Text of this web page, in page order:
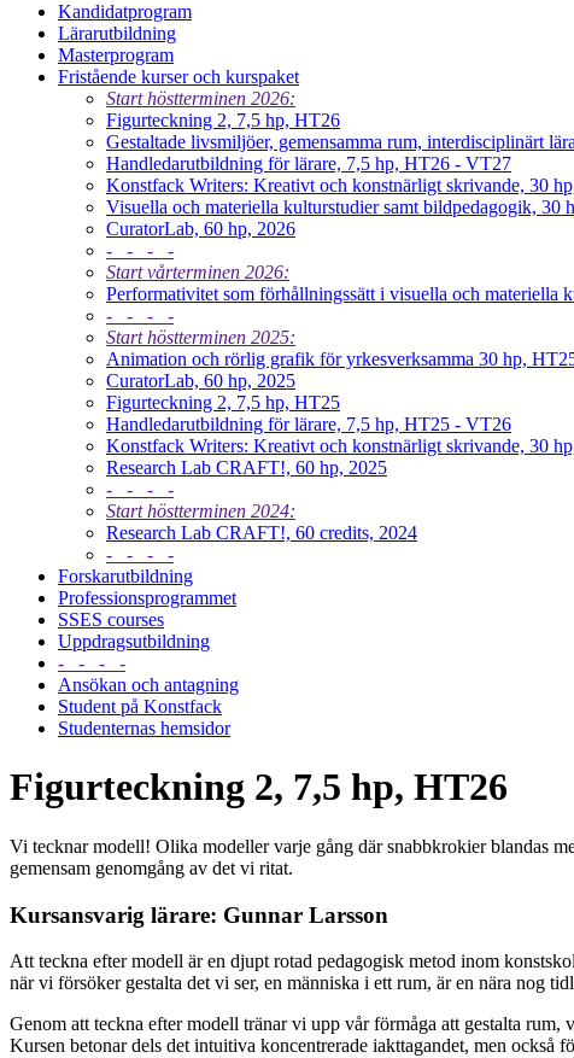
Kandidatprogram
Lärarutbildning
Masterprogram
Fristående kurser och kurspaket
Start höstterminen 2026:
Figurteckning 2, 7,5 hp, HT26
Gestaltade livsmiljöer, gemensamma rum, interdisciplinärt
Handledarutbildning för lärare, 7,5 hp, HT26 - VT27
Konstfack Writers: Kreativt och konstnärligt skrivande, 30
Visuella och materiella kulturstudier samt bildpedagogik, 30
CuratorLab, 60 hp, 2026
- - - -
Start vårterminen 2026:
Performativitet som förhållningssätt i visuella och materiella
- - - -
Start höstterminen 2025:
Animation och rörlig grafik för yrkesverksamma 30 hp,
CuratorLab, 60 hp, 2025
Figurteckning 2, 7,5 hp, HT25
Handledarutbildning för lärare, 7,5 hp, HT25 - VT26
Konstfack Writers: Kreativt och konstnärligt skrivande, 30
Research Lab CRAFT!, 60 hp, 2025
- - - -
Start höstterminen 2024:
Research Lab CRAFT!, 60 credits, 2024
- - - -
Forskarutbildning
Professionsprogrammet
SSES courses
Uppdragsutbildning
- - - -
Ansökan och antagning
Student på Konstfack
Studenternas hemsidor
Figurteckning 2, 7,5 hp, HT26
Vi tecknar modell! Olika modeller varje gång där snabbkrokier blandas
gemensam genomgång av det vi ritat.
Kursansvarig lärare: Gunnar Larsson
Att teckna efter modell är en djupt rotad pedagogisk metod inom
när vi försöker gestalta det vi ser, en människa i ett rum, är en nära nog
Genom att teckna efter modell tränar vi upp vår förmåga att gestalta
Kursen betonar dels det intuitiva koncentrerade iakttagandet, men också